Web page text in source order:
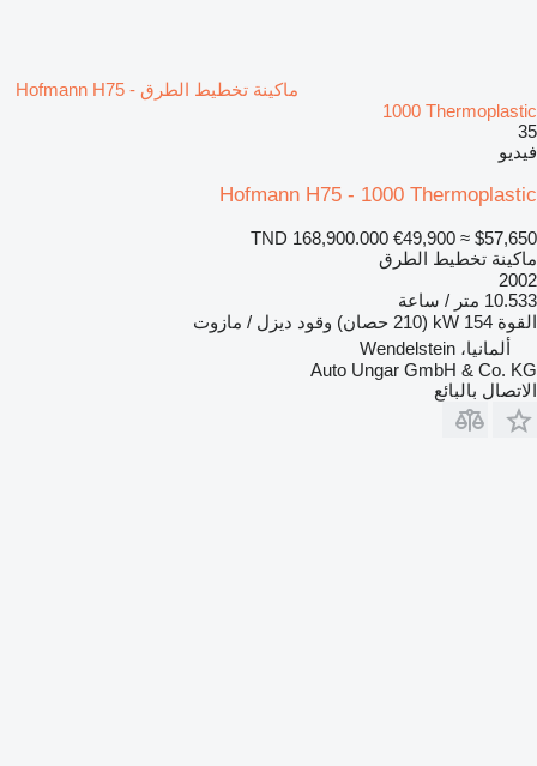
ماكينة تخطيط الطرق Hofmann H75 -
1000 Thermoplastic
35
فيديو
Hofmann H75 - 1000 Thermoplastic
TND 168,900.000 €49,900 ≈ $57,650
ماكينة تخطيط الطرق
2002
10.533 متر / ساعة
القوة 154 kW (210 حصان) وقود ديزل / مازوت
ألمانيا، Wendelstein
Auto Ungar GmbH & Co. KG
الاتصال بالبائع